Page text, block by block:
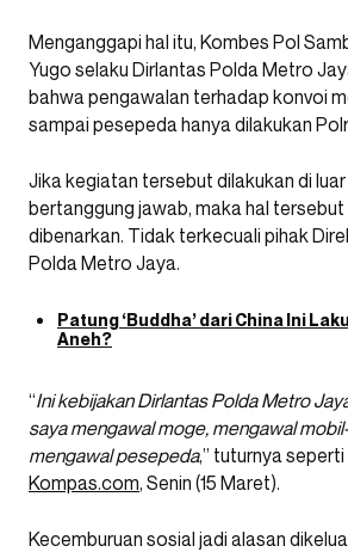
Menganggapi hal itu, Kombes Pol
Yugo selaku Dirlantas Polda Metro
bahwa pengawalan terhadap konvoi
sampai pesepeda hanya dilakukan
Jika kegiatan tersebut dilakukan di
bertanggung jawab, maka hal
dibenarkan. Tidak terkecuali pihak
Polda Metro Jaya.
Patung ‘Buddha’ dari China Ini
Aneh?
“Ini kebijakan Dirlantas Polda Metro
saya mengawal moge, mengawal
mengawal pesepeda,” tuturnya
Kompas.com, Senin (15 Maret).
Kecemburuan sosial jadi alasan